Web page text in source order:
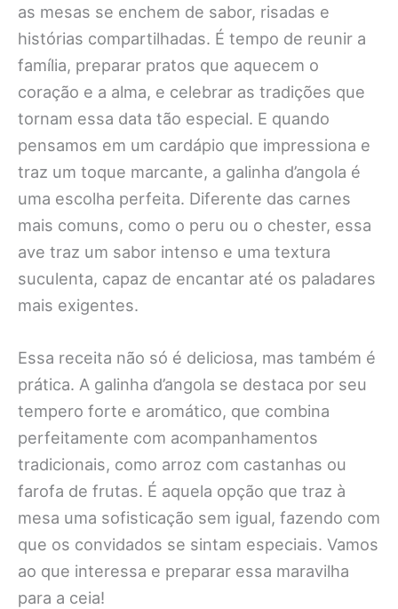
as mesas se enchem de sabor, risadas e
histórias compartilhadas. É tempo de reunir a
família, preparar pratos que aquecem o
coração e a alma, e celebrar as tradições que
tornam essa data tão especial. E quando
pensamos em um cardápio que impressiona e
traz um toque marcante, a galinha d’angola é
uma escolha perfeita. Diferente das carnes
mais comuns, como o peru ou o chester, essa
ave traz um sabor intenso e uma textura
suculenta, capaz de encantar até os paladares
mais exigentes.
Essa receita não só é deliciosa, mas também é
prática. A galinha d’angola se destaca por seu
tempero forte e aromático, que combina
perfeitamente com acompanhamentos
tradicionais, como arroz com castanhas ou
farofa de frutas. É aquela opção que traz à
mesa uma sofisticação sem igual, fazendo com
que os convidados se sintam especiais. Vamos
ao que interessa e preparar essa maravilha
para a ceia!